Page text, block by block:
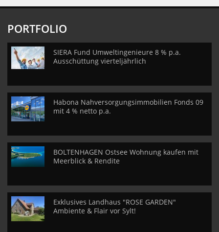
PORTFOLIO
SIERA Fund Umweltingenieure 8 % p.a.
Ausschüttung vierteljährlich
Habona Nahversorgungsimmobilien Fonds 09
mit 4 % netto p.a.
BOLTENHAGEN Ostsee Wohnung kaufen mit
Meerblick & Rendite
Exklusives Landhaus "ROSE GARDEN"
Ambiente & Flair vor Sylt!